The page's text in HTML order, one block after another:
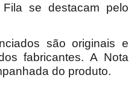
se destacam pelo
são originais e
fabricantes. A Nota
do produto.